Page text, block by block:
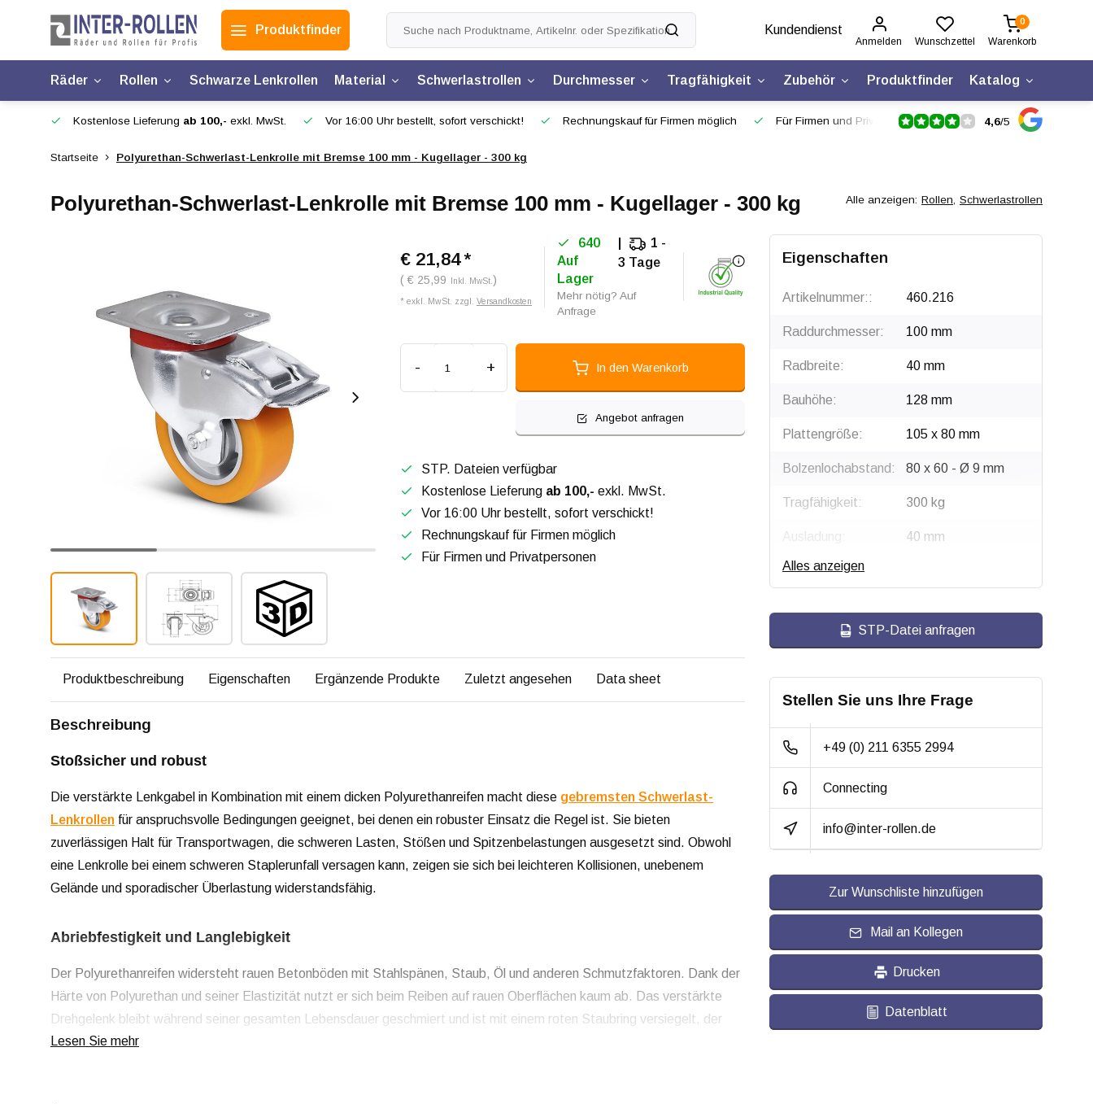
Produktfinder Kundendienst
Anmelden Wunschzettel
0
Warenkorb
Räder Rollen Schwarze Lenkrollen Material Schwerlastrollen Durchmesser Tragfähigkeit Zubehör Produktfinder Katalog
Kostenlose Lieferung ab 100,- exkl. MwSt. Vor 16:00 Uhr bestellt, sofort verschickt! Rechnungskauf für Firmen möglich Für Firmen und Privatpersonen 4,6/5
Startseite Polyurethan-Schwerlast-Lenkrolle mit Bremse 100 mm - Kugellager - 300 kg
Polyurethan-Schwerlast-Lenkrolle mit Bremse 100 mm - Kugellager - 300 kg Alle anzeigen: Rollen, Schwerlastrollen
Klicken zum Drehen
€ 21,84 *
( € 25,99 Inkl. MwSt. )
* exkl. MwSt. zzgl. Versandkosten
640
Auf
Lager
1 -
3 Tage
Mehr nötig? Auf
Anfrage
- + In den Warenkorb
Angebot anfragen
STP. Dateien verfügbar
Kostenlose Lieferung ab 100,- exkl. MwSt.
Vor 16:00 Uhr bestellt, sofort verschickt!
Rechnungskauf für Firmen möglich
Für Firmen und Privatpersonen
Produktbeschreibung Eigenschaften Ergänzende Produkte Zuletzt angesehen Data sheet
Beschreibung
Stoßsicher und robust
Die verstärkte Lenkgabel in Kombination mit einem dicken Polyurethanreifen macht diese gebremsten Schwerlast-
Lenkrollen für anspruchsvolle Bedingungen geeignet, bei denen ein robuster Einsatz die Regel ist. Sie bieten
zuverlässigen Halt für Transportwagen, die schweren Lasten, Stößen und Spitzenbelastungen ausgesetzt sind. Obwohl
eine Lenkrolle bei einem schweren Staplerunfall versagen kann, zeigen sie sich bei leichteren Kollisionen, unebenem
Gelände und sporadischer Überlastung widerstandsfähig.
Abriebfestigkeit und Langlebigkeit
Der Polyurethanreifen widersteht rauen Betonböden mit Stahlspänen, Staub, Öl und anderen Schmutzfaktoren. Dank der
Härte von Polyurethan und seiner Elastizität nutzt er sich beim Reiben auf rauen Oberflächen kaum ab. Das verstärkte
Drehgelenk bleibt während seiner gesamten Lebensdauer geschmiert und ist mit einem roten Staubring versiegelt, der
Schmutz und Staub wirksam abhält.
Lesen Sie mehr
Eigenschaften
Artikelnummer:: 460.216
Raddurchmesser: 100 mm
Radbreite: 40 mm
Bauhöhe: 128 mm
Plattengröße: 105 x 80 mm
Bolzenlochabstand: 80 x 60 - Ø 9 mm
Tragfähigkeit: 300 kg
Ausladung: 40 mm
Radtyp:
Stahl, verzinkt
gleichzeitig
Radkörper: Aluminium
Lauffläche:
Polyurethan,
vulkanisiert
Rollwiderstand: 4
Verschleißfest: 4.5
- 20 / + 80 °C
Alles anzeigen
STP-Datei anfragen
Stellen Sie uns Ihre Frage
+49 (0) 211 6355 2994
Connecting
info@inter-rollen.de
Zur Wunschliste hinzufügen
Mail an Kollegen
Drucken
Datenblatt